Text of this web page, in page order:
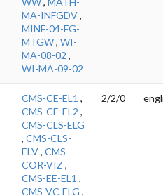
MA-INFGDV,
MINF-04-FG-
MTGW, WI-
MA-08-02 ,
WI-MA-09-02
CMS-CE-EL1 ,
CMS-CE-EL2 ,
CMS-CLS-ELG
, CMS-CLS-
ELV, CMS-
COR-VIZ ,
CMS-EE-EL1 ,
CMS-VC-ELG ,
2/2/0